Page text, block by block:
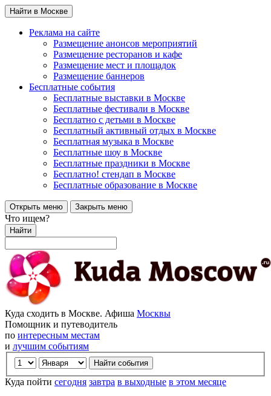
Найти в Москве
Реклама на сайте
Размещение анонсов мероприятий
Размещение ресторанов и кафе
Размещение мест и площадок
Размещение баннеров
Бесплатные события
Бесплатные выставки в Москве
Бесплатные фестивали в Москве
Бесплатно с детьми в Москве
Бесплатный активный отдых в Москве
Бесплатная музыка в Москве
Бесплатные шоу в Москве
Бесплатные праздники в Москве
Бесплатно! стендап в Москве
Бесплатные образование в Москве
Открыть меню Закрыть меню
Что ищем?
Найти
Куда сходить в Москве. Афиша Москвы
Помощник и путеводитель
по интересным местам
и лучшим событиям
Куда пойти сегодня завтра в выходные в этом месяце